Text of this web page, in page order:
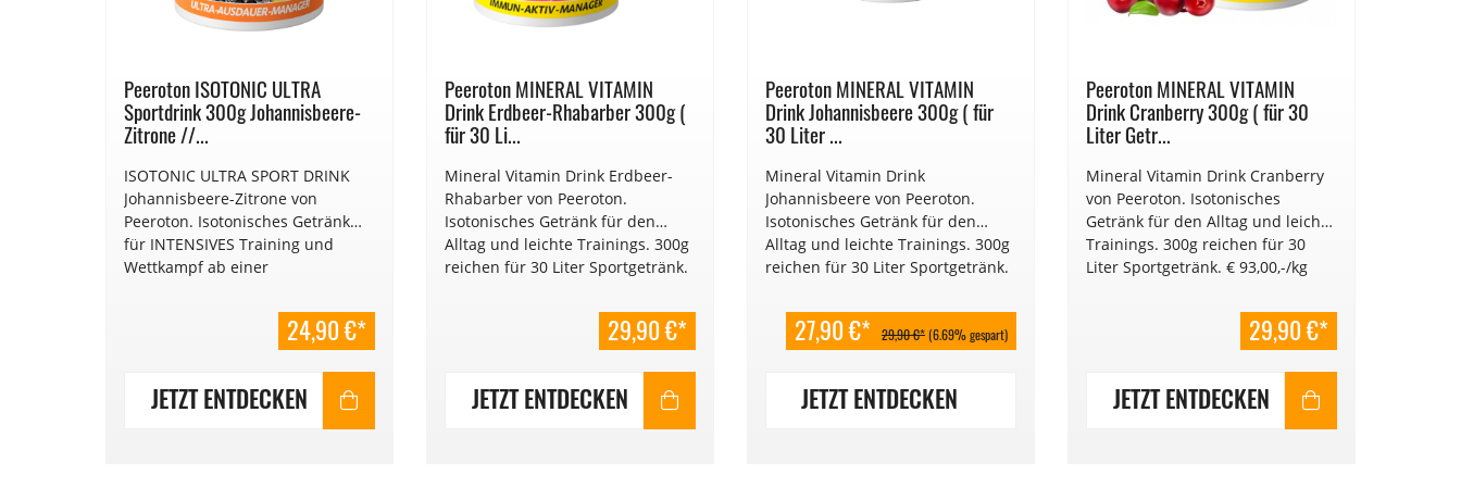
Peeroton ISOTONIC ULTRA
Sportdrink 300g Johannisbeere-
Zitrone //...
ISOTONIC ULTRA SPORT DRINK
Johannisbeere-Zitrone von
Peeroton. Isotonisches Getränk
für INTENSIVES Training und
Wettkampf ab einer
Mindesthaltbarkeitsdatum: 2025,
24,90 €*
JETZT ENTDECKEN
Peeroton MINERAL VITAMIN
Drink Erdbeer-Rhabarber 300g (
für 30 Li...
Mineral Vitamin Drink Erdbeer-
Rhabarber von Peeroton.
Isotonisches Getränk für den
Alltag und leichte Trainings. 300g
reichen für 30 Liter Sportgetränk.
29,90 €*
JETZT ENTDECKEN
Peeroton MINERAL VITAMIN
Drink Johannisbeere 300g ( für
30 Liter ...
Mineral Vitamin Drink
Johannisbeere von Peeroton.
Isotonisches Getränk für den
Alltag und leichte Trainings. 300g
reichen für 30 Liter Sportgetränk.
27,90 €* 29,90 €*(6.69% gespart)
JETZT ENTDECKEN
Peeroton MINERAL VITAMIN
Drink Cranberry 300g ( für 30
Liter Getr...
Mineral Vitamin Drink Cranberry
von Peeroton. Isotonisches
Getränk für den Alltag und leichte
Trainings. 300g reichen für 30
Liter Sportgetränk. € 93,00,-/kg
29,90 €*
JETZT ENTDECKEN